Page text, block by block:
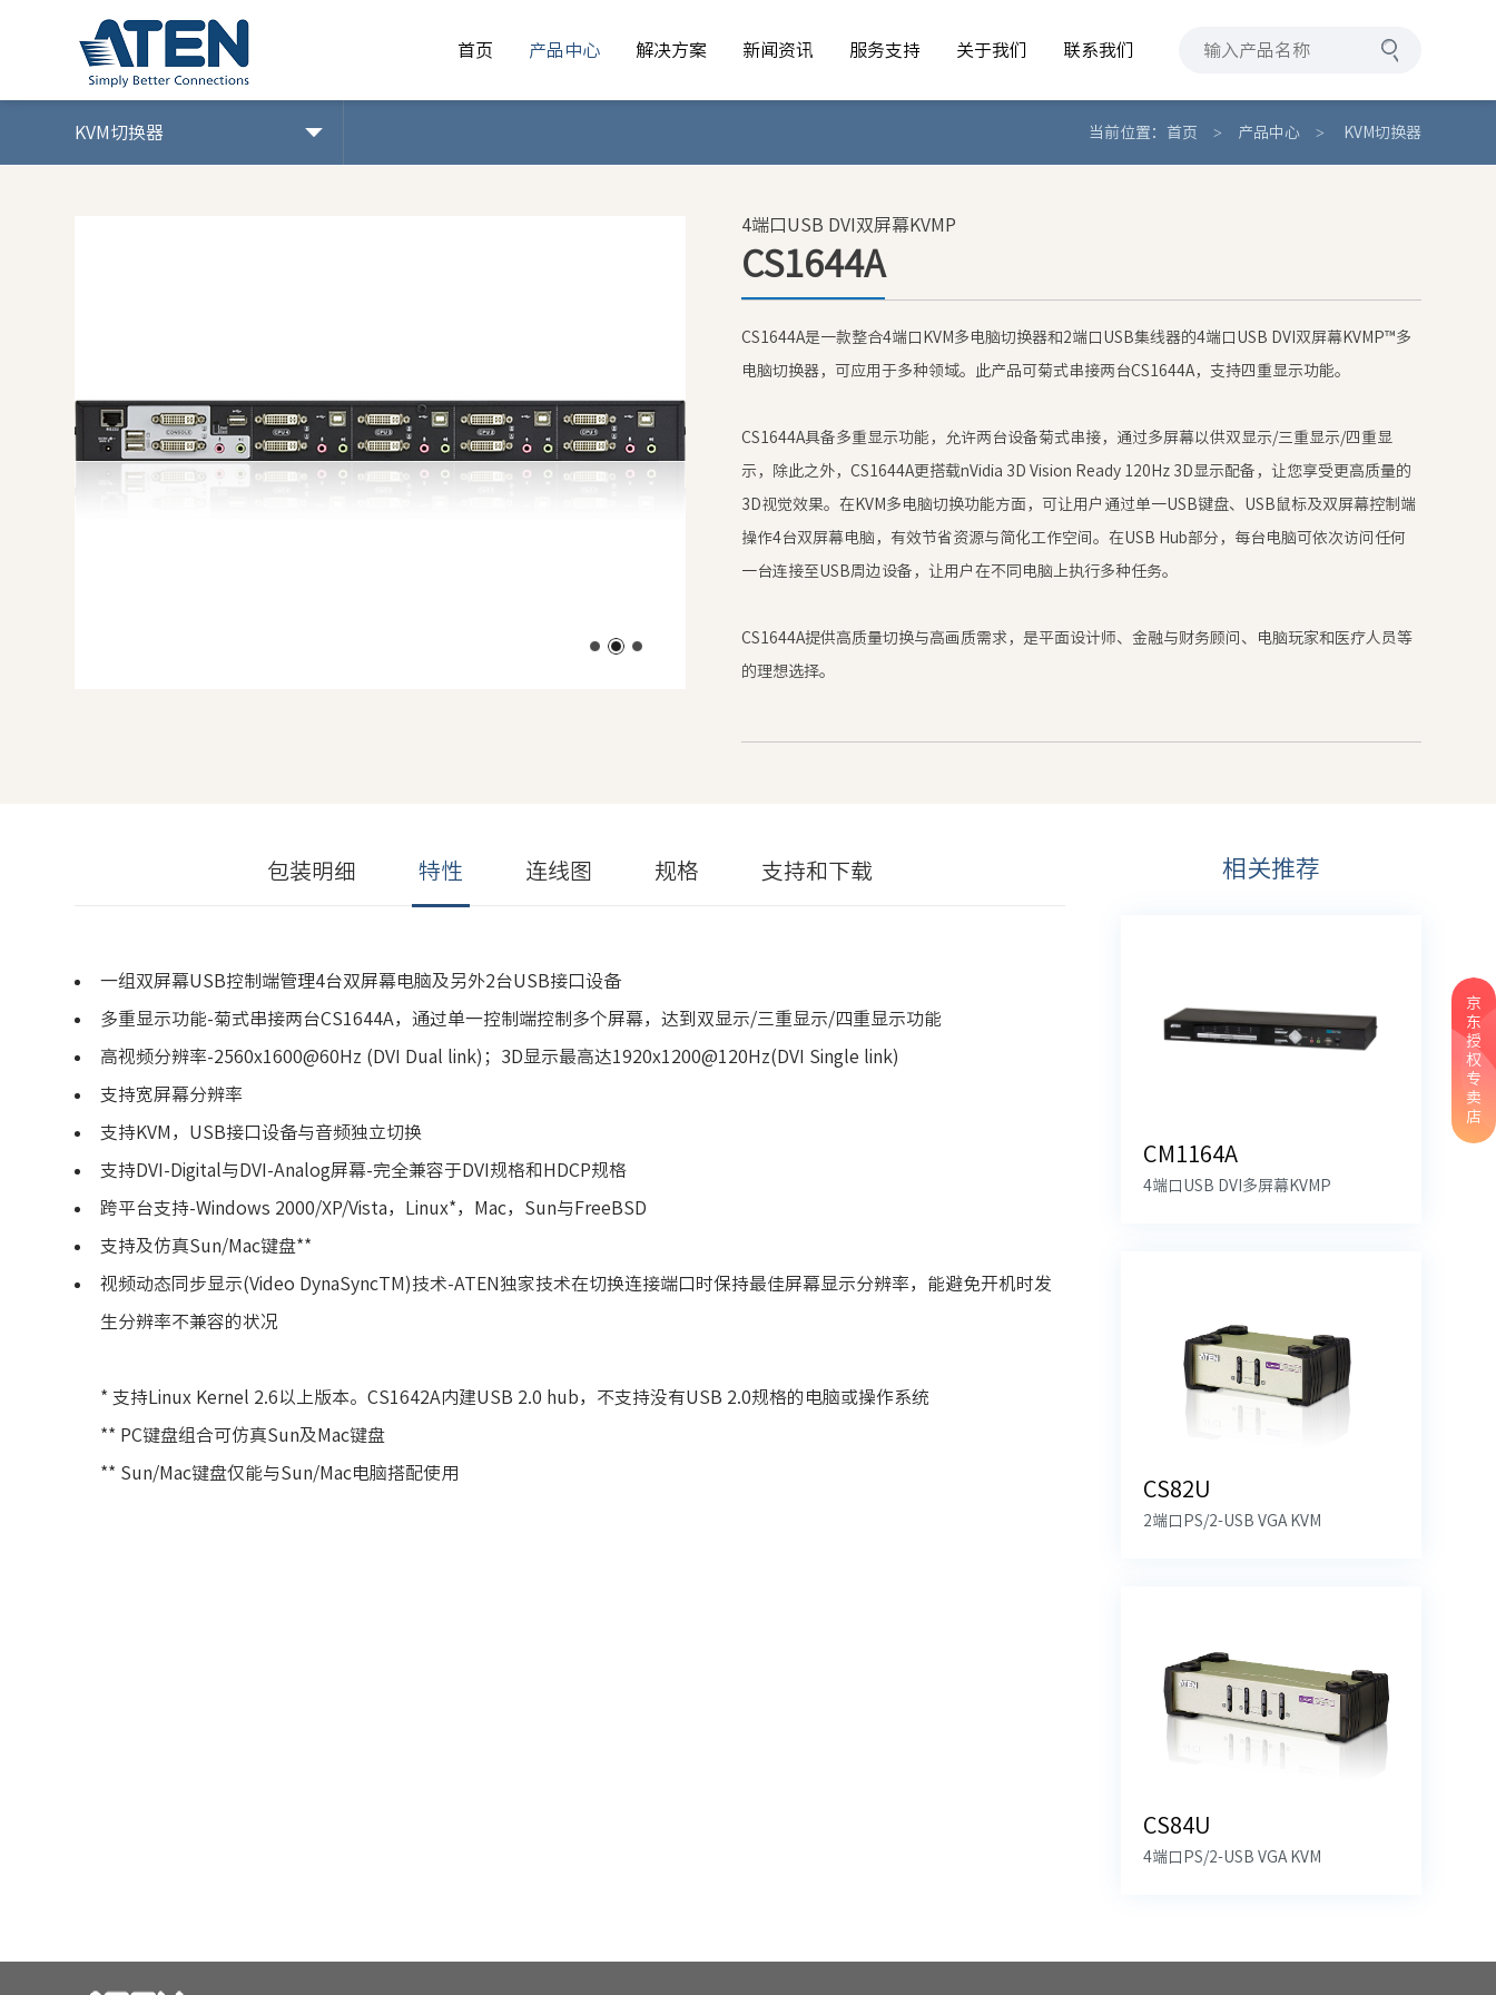
首页
首页
产品中心 解决方案
解决方案
新闻资讯
新闻资讯
服务支持
服务支持
关于我们
关于我们
联系我们
联系我们
KVM切换器
当前位置： 首页 > 产品中心> KVM切换器
4端口USB DVI双屏幕KVMP
CS1644A
CS1644A是一款整合4端口KVM多电脑切换器和2端口USB集线器的4端口USB DVI双屏幕KVMP™多
电脑切换器，可应用于多种领域。此产品可菊式串接两台CS1644A，支持四重显示功能。
CS1644A具备多重显示功能，允许两台设备菊式串接，通过多屏幕以供双显示/三重显示/四重显
示，除此之外，CS1644A更搭载nVidia 3D Vision Ready 120Hz 3D显示配备，让您享受更高质量的
3D视觉效果。在KVM多电脑切换功能方面，可让用户通过单一USB键盘、USB鼠标及双屏幕控制端
操作4台双屏幕电脑，有效节省资源与简化工作空间。在USB Hub部分，每台电脑可依次访问任何
一台连接至USB周边设备，让用户在不同电脑上执行多种任务。
CS1644A提供高质量切换与高画质需求，是平面设计师、金融与财务顾问、电脑玩家和医疗人员等
的理想选择。
包装明细 特性 连线图 规格 支持和下载
一组双屏幕USB控制端管理4台双屏幕电脑及另外2台USB接口设备
多重显示功能-菊式串接两台CS1644A，通过单一控制端控制多个屏幕，达到双显示/三重显示/四重显示功能
高视频分辨率-2560x1600@60Hz (DVI Dual link)；3D显示最高达1920x1200@120Hz(DVI Single link)
支持宽屏幕分辨率
支持KVM，USB接口设备与音频独立切换
支持DVI-Digital与DVI-Analog屏幕-完全兼容于DVI规格和HDCP规格
跨平台支持-Windows 2000/XP/Vista，Linux*，Mac，Sun与FreeBSD
支持及仿真Sun/Mac键盘**
视频动态同步显示(Video DynaSyncTM)技术-ATEN独家技术在切换连接端口时保持最佳屏幕显示分辨率，能避免开机时发
生分辨率不兼容的状况
* 支持Linux Kernel 2.6以上版本。CS1642A内建USB 2.0 hub，不支持没有USB 2.0规格的电脑或操作系统
** PC键盘组合可仿真Sun及Mac键盘
** Sun/Mac键盘仅能与Sun/Mac电脑搭配使用
相关推荐
CM1164A
4端口USB DVI多屏幕KVMP
CS82U
2端口PS/2-USB VGA KVM
CS84U
4端口PS/2-USB VGA KVM
京
东
授
权
专
卖
店